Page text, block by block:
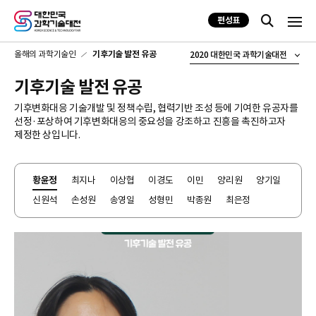
2020 대한민국 과학기술대전
편성표
올해의 과학기술인 기후기술 발전 유공
기후기술 발전 유공
기후변화대응 기술개발 및 정책수립, 협력기반 조성 등에 기여한 유공자를
선정·포상하여 기후변화대응의 중요성을 강조하고 진흥을 촉진하고자
제정한 상입니다.
황윤정 최지나 이상협 이경도 이민 양리원
양기일
신원석
손성원 송영일 성형민 박종원 최은정